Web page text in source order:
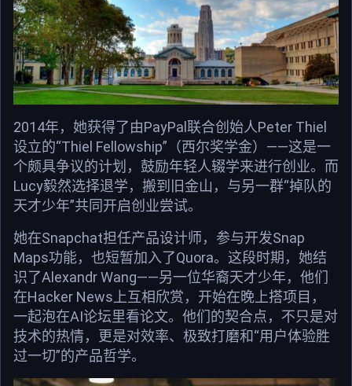
2014年，她获得了由PayPal联合创始人Peter Thiel
设立的“Thiel Fellowship”（西尔奖学金）——这是一
个颇具争议的计划，鼓励年轻人辍学来进行创业。而
Lucy毅然选择退学，搬到旧金山，与另一群“掉队的
天才少年”共同开启创业尝试。
她在Snapchat担任产品设计师，参与开发Snap
Maps功能，也短暂加入了Quora。这段时期，她结
识了Alexandr Wang——另一位华裔天才少年，他们
在Hacker News上互相欣赏，开始在晚上搭项目，
一起泡在AI论坛里看论文。他们的契合点，不只是对
技术的热情，更是对效率、极致打磨和“用户体验胜
过一切”的产品哲学。